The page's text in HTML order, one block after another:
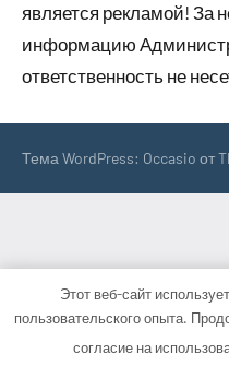
является рекламой! За
информацию
ответственность не
Тема WordPress: Occasio от
Этот веб-сайт
пользовательского опыта.
согласие на